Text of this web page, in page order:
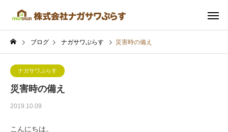
ブログ ナガサワぷらす 災害時の備え
ナガサワぷらす
災害時の備え
2019.10.09
こんにちは。